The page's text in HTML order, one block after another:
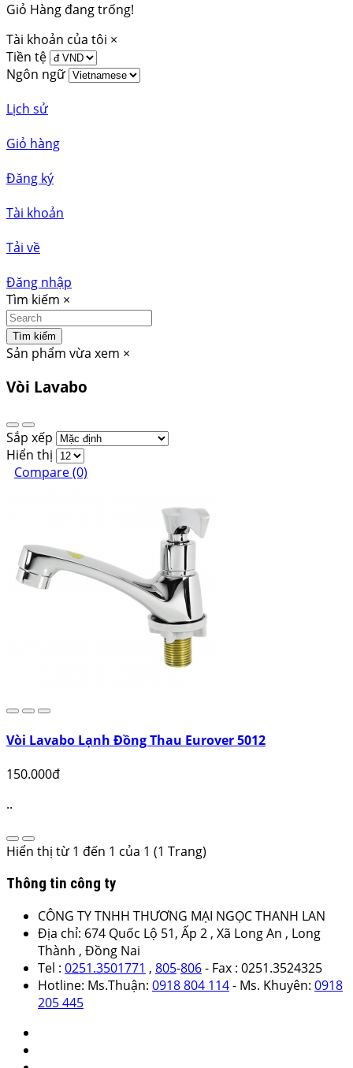
Giỏ Hàng đang trống!
Tài khoản của tôi ×
Tiền tệ
Ngôn ngữ
Lịch sử
Giỏ hàng
Đăng ký
Tài khoản
Tải về
Đăng nhập
Tìm kiếm ×
Tìm kiếm
Sản phẩm vừa xem ×
Vòi Lavabo
Sắp xếp
Hiển thị
Compare (0)
Vòi Lavabo Lạnh Đồng Thau Eurover 5012
150.000đ
..
Hiển thị từ 1 đến 1 của 1 (1 Trang)
Thông tin công ty
CÔNG TY TNHH THƯƠNG MẠI NGỌC THANH LAN
Địa chỉ: 674 Quốc Lộ 51, Ấp 2 , Xã Long An , Long
Thành , Đồng Nai
Tel : 0251.3501771 , 805-806- Fax : 0251.3524325
Hotline: Ms.Thuận: 0918 804 114- Ms. Khuyên: 0918
205 445